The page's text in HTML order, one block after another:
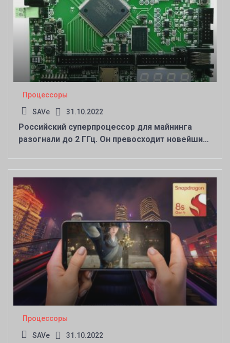
Процессоры
SAVe 31.10.2022
Российский суперпроцессор для майнинга
разогнали до 2 ГГц. Он превосходит новейший
Процессоры
SAVe 31.10.2022